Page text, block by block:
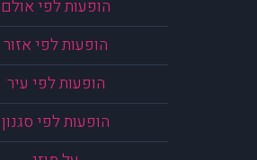
הופעות לפי אולם
הופעות לפי אזור
הופעות לפי עיר
הופעות לפי סגנון